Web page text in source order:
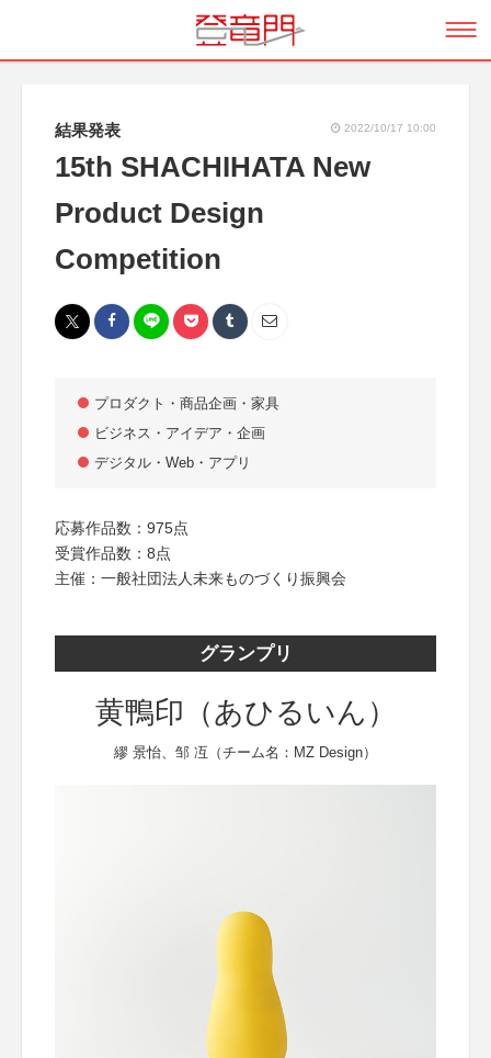
結果発表 2022/10/17 10:00
15th SHACHIHATA New
Product Design
Competition
プロダクト・商品企画・家具
ビジネス・アイデア・企画
デジタル・Web・アプリ
応募作品数：975点
受賞作品数：8点
主催：一般社団法人未来ものづくり振興会
グランプリ
黄鴨印（あひるいん）
繆 景怡、邹 冱（チーム名：MZ Design）